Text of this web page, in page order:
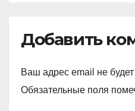
Добавить
Ваш адрес email не
Обязательные поля